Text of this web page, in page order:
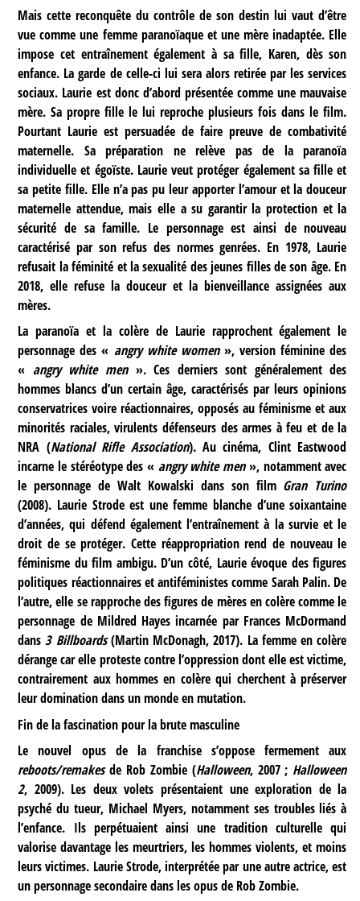
Mais cette reconquête du contrôle de son destin lui vaut d’être
vue comme une femme paranoïaque et une mère inadaptée. Elle
impose cet entraînement également à sa fille, Karen, dès son
enfance. La garde de celle-ci lui sera alors retirée par les services
sociaux. Laurie est donc d’abord présentée comme une mauvaise
mère. Sa propre fille le lui reproche plusieurs fois dans le film.
Pourtant Laurie est persuadée de faire preuve de combativité
maternelle. Sa préparation ne relève pas de la paranoïa
individuelle et égoïste. Laurie veut protéger également sa fille et
sa petite fille. Elle n’a pas pu leur apporter l’amour et la douceur
maternelle attendue, mais elle a su garantir la protection et la
sécurité de sa famille. Le personnage est ainsi de nouveau
caractérisé par son refus des normes genrées. En 1978, Laurie
refusait la féminité et la sexualité des jeunes filles de son âge. En
2018, elle refuse la douceur et la bienveillance assignées aux
mères.
La paranoïa et la colère de Laurie rapprochent également le
personnage des « angry white women», version féminine des
« angry white men». Ces derniers sont généralement des
hommes blancs d’un certain âge, caractérisés par leurs opinions
conservatrices voire réactionnaires, opposés au féminisme et aux
minorités raciales, virulents défenseurs des armes à feu et de la
NRA (National Rifle Association). Au cinéma, Clint Eastwood
incarne le stéréotype des « angry white men», notamment avec
le personnage de Walt Kowalski dans son film Gran Turino
(2008). Laurie Strode est une femme blanche d’une soixantaine
d’années, qui défend également l’entraînement à la survie et le
droit de se protéger. Cette réappropriation rend de nouveau le
féminisme du film ambigu. D’un côté, Laurie évoque des figures
politiques réactionnaires et antiféministes comme Sarah Palin. De
l’autre, elle se rapproche des figures de mères en colère comme le
personnage de Mildred Hayes incarnée par Frances McDormand
dans3 Billboards(Martin McDonagh, 2017). La femme en colère
dérange car elle proteste contre l’oppression dont elle est victime,
contrairement aux hommes en colère qui cherchent à préserver
leur domination dans un monde en mutation.
Fin de la fascination pour la brute masculine
Le nouvel opus de la franchise s’oppose fermement aux
reboots/remakesde Rob Zombie (Halloween, 2007 ; Halloween
2, 2009). Les deux volets présentaient une exploration de la
psyché du tueur, Michael Myers, notamment ses troubles liés à
l’enfance. Ils perpétuaient ainsi une tradition culturelle qui
valorise davantage les meurtriers, les hommes violents, et moins
leurs victimes. Laurie Strode, interprétée par une autre actrice, est
un personnage secondaire dans les opus de Rob Zombie.